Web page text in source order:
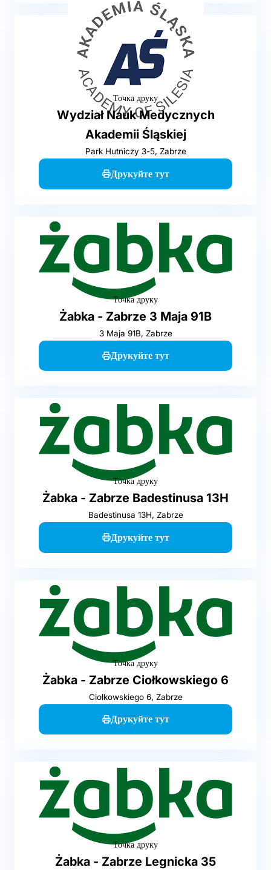
Точка друку
Wydział Nauk Medycznych
Akademii Śląskiej
Park Hutniczy 3-5, Zabrze
Друкуйте тут
Точка друку
Żabka - Zabrze 3 Maja 91B
3 Maja 91B, Zabrze
Друкуйте тут
Точка друку
Żabka - Zabrze Badestinusa 13H
Badestinusa 13H, Zabrze
Друкуйте тут
Точка друку
Żabka - Zabrze Ciołkowskiego 6
Ciołkowskiego 6, Zabrze
Друкуйте тут
Точка друку
Żabka - Zabrze Legnicka 35